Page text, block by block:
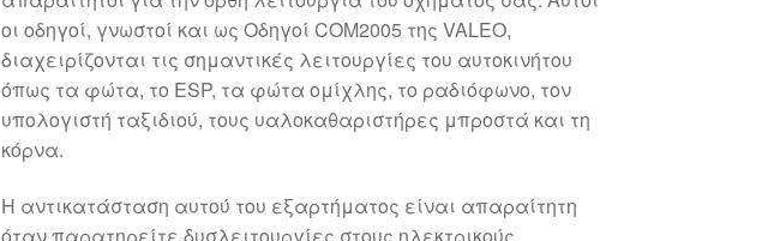
οι οδηγοί, γνωστοί και ως Οδηγοί COM2005 της VALEO,
διαχειρίζονται τις σημαντικές λειτουργίες του αυτοκινήτου
όπως τα φώτα, το ESP, τα φώτα ομίχλης, το ραδιόφωνο, τον
υπολογιστή ταξιδιού, τους υαλοκαθαριστήρες μπροστά και τη
κόρνα.
Η αντικατάσταση αυτού του εξαρτήματος είναι απαραίτητη